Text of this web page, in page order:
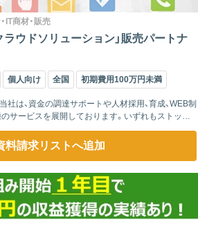
IT商材・販売
ラウドソリューション」販売パートナ
個人向け 全国 初期費用100万円未満
のサービスを展開しております。いずれもストック
小企業のIT...
料請求リストへ追加